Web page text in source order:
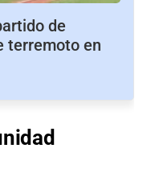
de
terremoto en